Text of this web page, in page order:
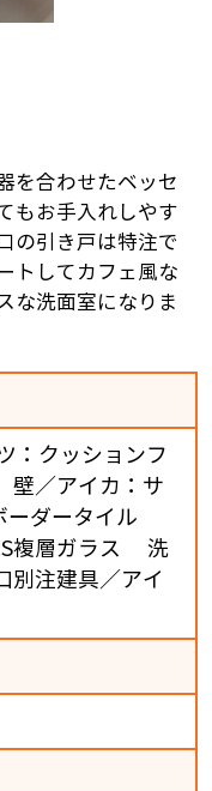
を合わせたベッセ
もお手入れしやす
の引き戸は特注で
トしてカフェ風な
な洗面室になりま
：クッションフ
／アイカ：サ
ーダータイル
複層ガラス 洗
注建具／アイ